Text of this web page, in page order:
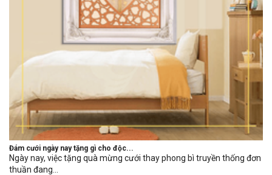
Đám cưới ngày nay tặng gì cho độc...
Ngày nay, việc tặng quà mừng cưới thay phong bì truyền thống đơn
thuần đang...